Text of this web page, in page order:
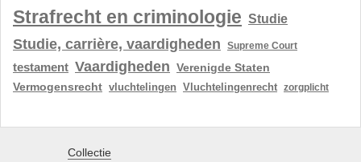
Strafrecht en criminologie Studie
Studie, carrière, vaardigheden Supreme Court
testament Vaardigheden Verenigde Staten
Vermogensrecht vluchtelingen Vluchtelingenrecht zorgplicht
Collectie